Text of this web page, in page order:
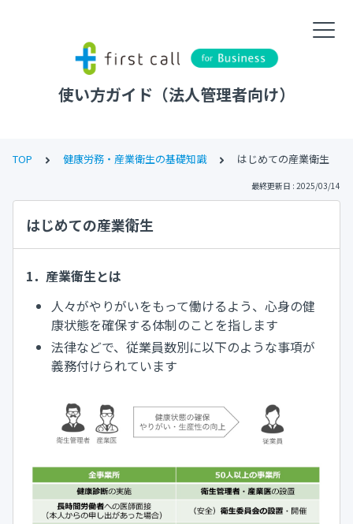
使い方ガイド（法人管理者向け）
TOP 健康労務・産業衛生の基礎知識 はじめての産業衛生
最終更新日 : 2025/03/14
はじめての産業衛生
1．産業衛生とは
人々がやりがいをもって働けるよう、心身の健
康状態を確保する体制のことを指します
法律などで、従業員数別に以下のような事項が
義務付けられています